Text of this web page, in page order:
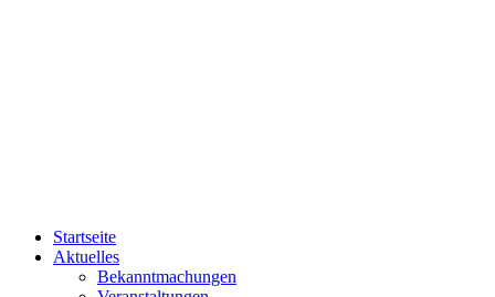
Startseite
Aktuelles
Bekanntmachungen